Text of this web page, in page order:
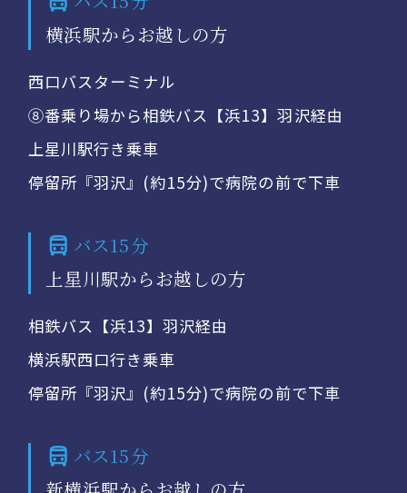
横浜駅からお越しの方
西口バスターミナル
⑧番乗り場から相鉄バス【浜13】羽沢経由
上星川駅行き乗車
停留所『羽沢』(約15分)で病院の前で下車
バス15分
上星川駅からお越しの方
相鉄バス【浜13】羽沢経由
横浜駅西口行き乗車
停留所『羽沢』(約15分)で病院の前で下車
バス15分